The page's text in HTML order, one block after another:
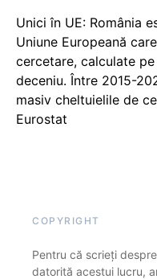
Unici în UE: România
Uniune Europeană
cercetare, calculate
deceniu. Între 2015-
masiv cheltuielile de
Eurostat
COPYRIGHT
Pentru că scrieți
datorită acestui lucru,